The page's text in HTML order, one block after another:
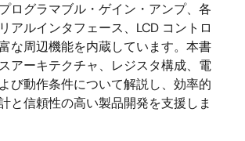
ログラマブル・ゲイン・アンプ、各
アルインタフェース、LCD コントロ
な周辺機能を内蔵しています。本書
アーキテクチャ、レジスタ構成、電
び動作条件について解説し、効率的
と信頼性の高い製品開発を支援しま